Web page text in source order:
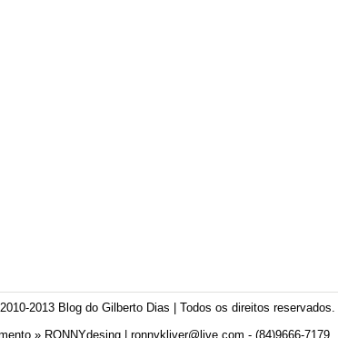
2013 Blog do Gilberto Dias | Todos os direitos reservados.
» RONNYdesing| ronnykliver@live.com - (84)9666-7179